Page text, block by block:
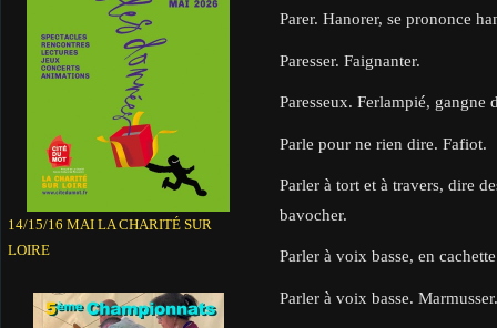
14/15/16 MAI LA CHARITÉ SUR
LOIRE
Parer. Hanorer, se prononce
Paresser. Faignanter.
Paresseux. Ferlampié,
Parle pour ne rien dire. Fafiot.
Parler à tort et à travers, dire
bavocher.
Parler à voix basse, en
Parler à voix basse. Marmusser.